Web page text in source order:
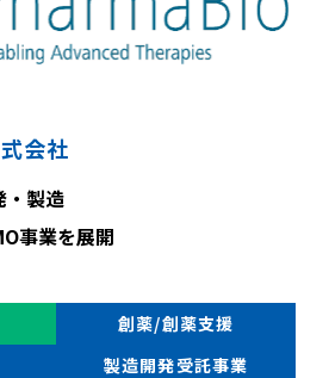
会社
・製造
事業を展開
創薬/創薬支援
製造開発受託事業